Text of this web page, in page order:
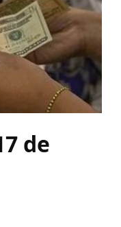
de